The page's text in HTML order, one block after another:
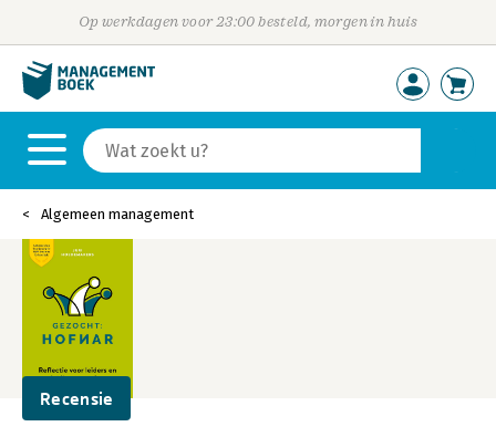
Op werkdagen voor 23:00 besteld, morgen in huis
Algemeen management
Recensie